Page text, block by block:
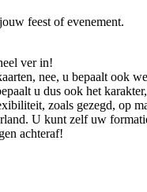
feest of evenement.
ver in!
nee, u bepaalt ook
u dus ook het
zoals gezegd, op
U kunt zelf uw
achteraf!